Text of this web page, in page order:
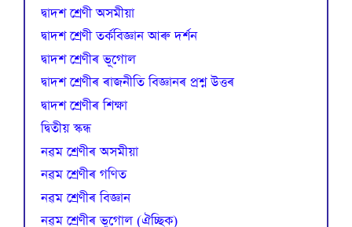
দ্বাদশ শ্ৰেণী অসমীয়া
দ্বাদশ শ্ৰেণী তৰ্কবিজ্ঞান আৰু দৰ্শন
দ্বাদশ শ্ৰেণীৰ ভূগোল
দ্বাদশ শ্ৰেণীৰ ৰাজনীতি বিজ্ঞানৰ প্ৰশ্ন উত্তৰ
দ্বাদশ শ্ৰেণীৰ শিক্ষা
দ্বিতীয় স্কন্ধ
নৱম শ্ৰেণীৰ অসমীয়া
নৱম শ্ৰেণীৰ গণিত
নৱম শ্ৰেণীৰ বিজ্ঞান
নৱম শ্ৰেণীৰ ভূগোল (ঐচ্ছিক)